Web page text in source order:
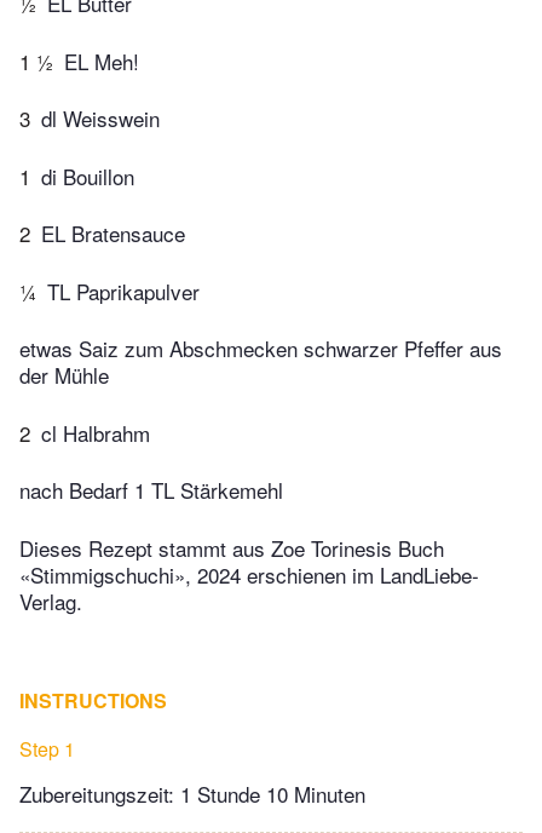
1 ½ EL Meh!
3 dl Weisswein
1 di Bouillon
2 EL Bratensauce
¼ TL Paprikapulver
etwas Saiz zum Abschmecken schwarzer Pfeffer aus
der Mühle
2 cl Halbrahm
nach Bedarf 1 TL Stärkemehl
Dieses Rezept stammt aus Zoe Torinesis Buch
«Stimmigschuchi», 2024 erschienen im LandLiebe-
Verlag.
INSTRUCTIONS
Step 1
Zubereitungszeit: 1 Stunde 10 Minuten